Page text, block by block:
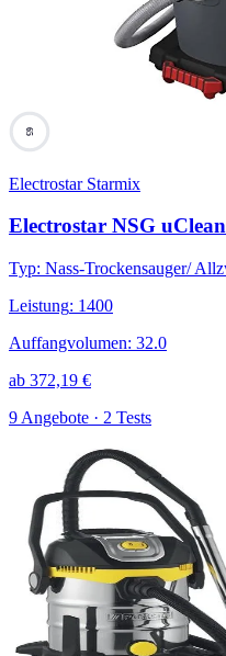
65
Electrostar Starmix
Electrostar NSG
Typ: Nass-Trockensauger/
Leistung: 1400
Auffangvolumen: 32.0
ab 372,19 €
9 Angebote · 2 Tests